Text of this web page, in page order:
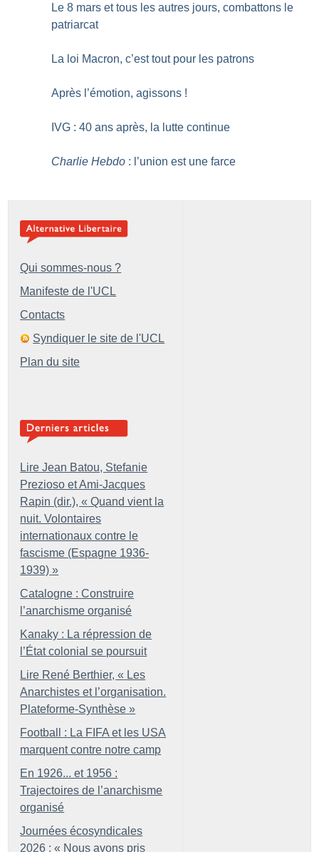
Le 8 mars et tous les autres jours, combattons le
patriarcat
La loi Macron, c’est tout pour les patrons
Après l’émotion, agissons !
IVG : 40 ans après, la lutte continue
Charlie Hebdo : l’union est une farce
Qui sommes-nous ?
Manifeste de l'UCL
Contacts
Syndiquer le site de l'UCL
Plan du site
Lire Jean Batou, Stefanie
Prezioso et Ami-Jacques
Rapin (dir.), « Quand vient la
nuit. Volontaires
internationaux contre le
fascisme (Espagne 1936-
1939) »
Catalogne : Construire
l’anarchisme organisé
Kanaky : La répression de
l’État colonial se poursuit
Lire René Berthier, « Les
Anarchistes et l’organisation.
Plateforme-Synthèse »
Football : La FIFA et les USA
marquent contre notre camp
En 1926... et 1956 :
Trajectoires de l’anarchisme
organisé
Journées écosyndicales
2026 : « Nous avons pris